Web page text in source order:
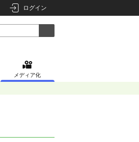
ログイン
メディア化